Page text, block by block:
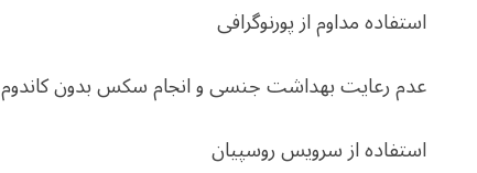
استفاده مداوم از پورنوگرافی
عدم رعایت بهداشت جنسی و انجام سکس بدون کاندوم
استفاده از سرویس روسپیان